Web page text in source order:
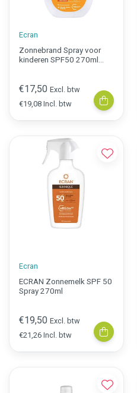
Ecran
Zonnebrand Spray voor
kinderen SPF50 270ml
€17,50 Excl. btw
€19,08 Incl. btw
Ecran
ECRAN Zonnemelk SPF 50
Spray 270ml
€19,50 Excl. btw
€21,26 Incl. btw